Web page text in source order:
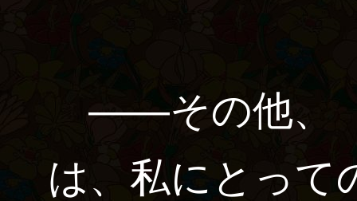
――その他、
は、私にとって